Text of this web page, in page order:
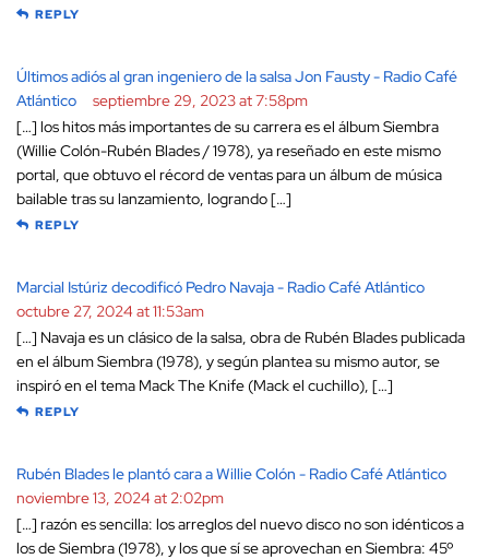
REPLY
Últimos adiós al gran ingeniero de la salsa Jon Fausty - Radio Café
Atlántico
septiembre 29, 2023 at 7:58pm
[…] los hitos más importantes de su carrera es el álbum Siembra
(Willie Colón-Rubén Blades / 1978), ya reseñado en este mismo
portal, que obtuvo el récord de ventas para un álbum de música
bailable tras su lanzamiento, logrando […]
REPLY
Marcial Istúriz decodificó Pedro Navaja - Radio Café Atlántico
octubre 27, 2024 at 11:53am
[…] Navaja es un clásico de la salsa, obra de Rubén Blades publicada
en el álbum Siembra (1978), y según plantea su mismo autor, se
inspiró en el tema Mack The Knife (Mack el cuchillo), […]
REPLY
Rubén Blades le plantó cara a Willie Colón - Radio Café Atlántico
noviembre 13, 2024 at 2:02pm
[…] razón es sencilla: los arreglos del nuevo disco no son idénticos a
los de Siembra (1978), y los que sí se aprovechan en Siembra: 45º